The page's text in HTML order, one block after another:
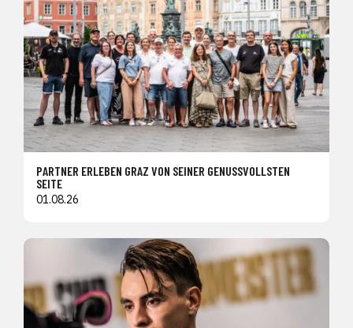
PARTNER ERLEBEN GRAZ VON SEINER GENUSSVOLLSTEN
SEITE
01.08.26